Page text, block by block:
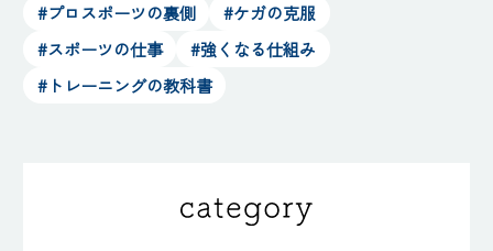
#プロスポーツの裏側
#ケガの克服
#スポーツの仕事
#強くなる仕組み
#トレーニングの教科書